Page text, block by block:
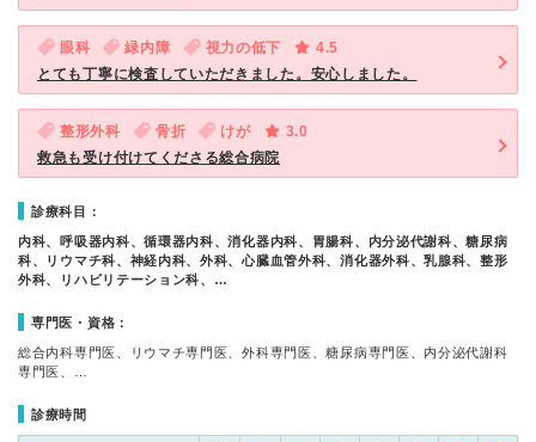
眼科 緑内障 視力の低下
4.5
とても丁寧に検査していただきました。安心しました。
整形外科 骨折 けが
3.0
救急も受け付けてくださる総合病院
診療科目：
内科、呼吸器内科、循環器内科、消化器内科、胃腸科、内分泌代謝科、糖尿病
科、リウマチ科、神経内科、外科、心臓血管外科、消化器外科、乳腺科、整形
外科、リハビリテーション科、…
専門医・資格：
総合内科専門医、リウマチ専門医、外科専門医、糖尿病専門医、内分泌代謝科
専門医、…
診療時間